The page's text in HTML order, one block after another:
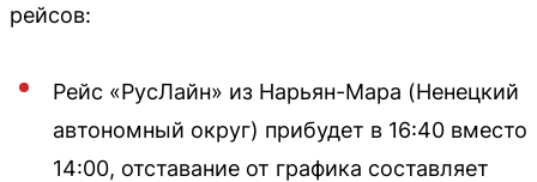
рейсов:
Рейс «РусЛайн» из Нарьян-Мара (Ненецкий
автономный округ) прибудет в 16:40 вместо
14:00, отставание от графика составляет